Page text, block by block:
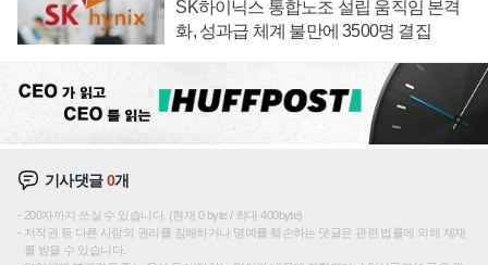
SK하이닉스 통합노조 설립 움직임 본격
화, 성과급 체계 불만에 3500명 결집
기사댓글0개
200자까지 쓰실 수 있습니다. (현재 0 byte / 최대 400byte)
저작권 등 다른 사람의 권리를 침해하거나 명예를 훼손하는 댓글은 관련 법률에 의해 제재
를 받을 수 있습니다.